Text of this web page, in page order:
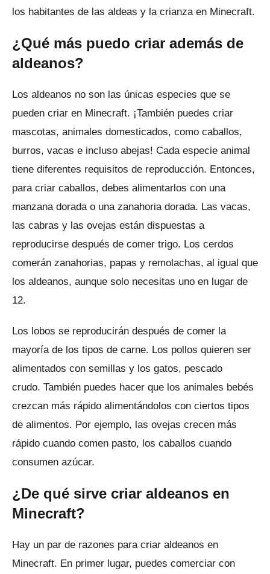
los habitantes de las aldeas y la crianza en Minecraft.
¿Qué más puedo criar además de
aldeanos?
Los aldeanos no son las únicas especies que se
pueden criar en Minecraft. ¡También puedes criar
mascotas, animales domesticados, como caballos,
burros, vacas e incluso abejas! Cada especie animal
tiene diferentes requisitos de reproducción. Entonces,
para criar caballos, debes alimentarlos con una
manzana dorada o una zanahoria dorada. Las vacas,
las cabras y las ovejas están dispuestas a
reproducirse después de comer trigo. Los cerdos
comerán zanahorias, papas y remolachas, al igual que
los aldeanos, aunque solo necesitas uno en lugar de
12.
Los lobos se reproducirán después de comer la
mayoría de los tipos de carne. Los pollos quieren ser
alimentados con semillas y los gatos, pescado
crudo. También puedes hacer que los animales bebés
crezcan más rápido alimentándolos con ciertos tipos
de alimentos. Por ejemplo, las ovejas crecen más
rápido cuando comen pasto, los caballos cuando
consumen azúcar.
¿De qué sirve criar aldeanos en
Minecraft?
Hay un par de razones para criar aldeanos en
Minecraft. En primer lugar, puedes comerciar con